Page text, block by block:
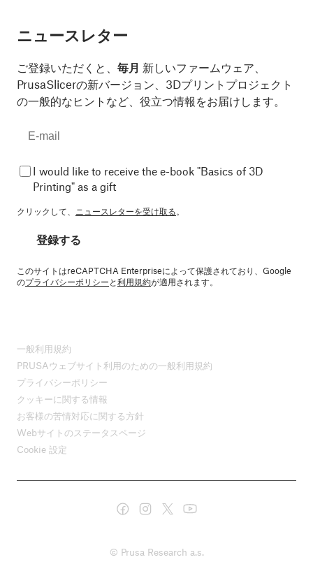
ニュースレター
ご登録いただくと、 毎月 新しいファームウェア、
PrusaSlicerの新バージョン、3Dプリントプロジェクト
の一般的なヒントなど、役立つ情報をお届けします。
I would like to receive the e-book "Basics of 3D
Printing" as a gift
クリックして、 ニュースレターを受け取る。
登録する
このサイトはreCAPTCHA Enterpriseによって保護されており、Google
のプライバシーポリシーと利用規約が適用されます。
一般利用規約
PRUSAウェブサイト利用のための一般利用規約
プライバシーポリシー
クッキーに関する情報
お客様の苦情対応に関する方針
Webサイトのステータスページ
Cookie 設定
© Prusa Research a.s.